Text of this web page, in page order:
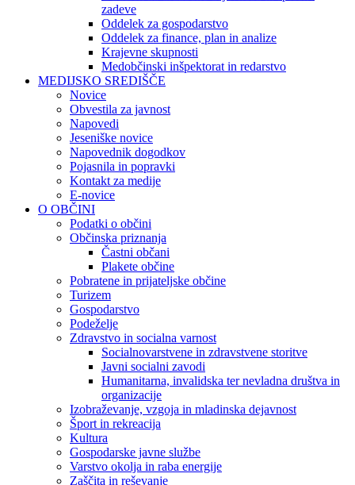
zadeve
Oddelek za gospodarstvo
Oddelek za finance, plan in analize
Krajevne skupnosti
Medobčinski inšpektorat in redarstvo
MEDIJSKO SREDIŠČE
Novice
Obvestila za javnost
Napovedi
Jeseniške novice
Napovednik dogodkov
Pojasnila in popravki
Kontakt za medije
E-novice
O OBČINI
Podatki o občini
Občinska priznanja
Častni občani
Plakete občine
Pobratene in prijateljske občine
Turizem
Gospodarstvo
Podeželje
Zdravstvo in socialna varnost
Socialnovarstvene in zdravstvene storitve
Javni socialni zavodi
Humanitarna, invalidska ter nevladna društva in
organizacije
Izobraževanje, vzgoja in mladinska dejavnost
Šport in rekreacija
Kultura
Gospodarske javne službe
Varstvo okolja in raba energije
Zaščita in reševanje